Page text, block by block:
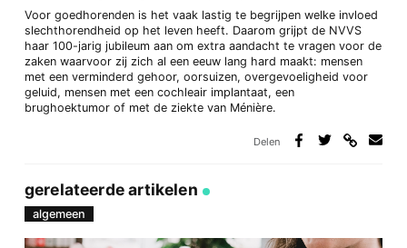
Voor goedhorenden is het vaak lastig te begrijpen welke invloed
slechthorendheid op het leven heeft. Daarom grijpt de NVVS
haar 100-jarig jubileum aan om extra aandacht te vragen voor de
zaken waarvoor zij zich al een eeuw lang hard maakt: mensen
met een verminderd gehoor, oorsuizen, overgevoeligheid voor
geluid, mensen met een cochleair implantaat, een
brughoektumor of met de ziekte van Ménière.
Delen
gerelateerde artikelen
algemeen